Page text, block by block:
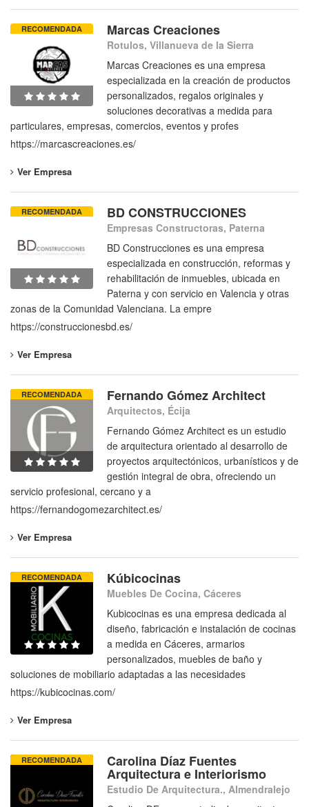
RECOMENDADA Marcas Creaciones
Rotulos, Villanueva de la Sierra
Marcas Creaciones es una empresa
especializada en la creación de productos
personalizados, regalos originales y
soluciones decorativas a medida para
particulares, empresas, comercios, eventos y profes
https://marcascreaciones.es/
Ver Empresa
RECOMENDADA BD CONSTRUCCIONES
Empresas Constructoras, Paterna
BD Construcciones es una empresa
especializada en construcción, reformas y
rehabilitación de inmuebles, ubicada en
Paterna y con servicio en Valencia y otras
zonas de la Comunidad Valenciana. La empre
https://construccionesbd.es/
Ver Empresa
RECOMENDADA Fernando Gómez Architect
Arquitectos, Écija
Fernando Gómez Architect es un estudio
de arquitectura orientado al desarrollo de
proyectos arquitectónicos, urbanísticos y de
gestión integral de obra, ofreciendo un
servicio profesional, cercano y a
https://fernandogomezarchitect.es/
Ver Empresa
RECOMENDADA Kúbicocinas
Muebles De Cocina, Cáceres
Kubicocinas es una empresa dedicada al
diseño, fabricación e instalación de cocinas
a medida en Cáceres, armarios
personalizados, muebles de baño y
soluciones de mobiliario adaptadas a las necesidades
https://kubicocinas.com/
Ver Empresa
RECOMENDADA Carolina Díaz Fuentes
Arquitectura e Interiorismo
Estudio De Arquitectura., Almendralejo